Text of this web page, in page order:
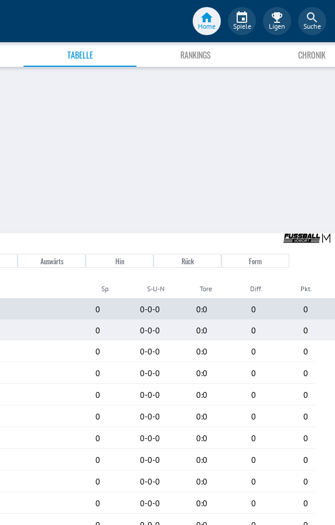
Home Spiele Ligen Suche
TABELLE RANKINGS CHRONIK
Auswärts Hin Rück Form
Sp. S-U-N Tore Diff. Pkt.
0 0-0-0 0:0 0
0
0 0-0-0 0:0 0
0
0 0-0-0 0:0 0 0
0 0-0-0 0:0 0 0
0 0-0-0 0:0 0 0
0 0-0-0 0:0 0 0
0 0-0-0 0:0 0 0
0 0-0-0 0:0 0 0
0 0-0-0 0:0 0 0
0 0-0-0 0:0 0 0